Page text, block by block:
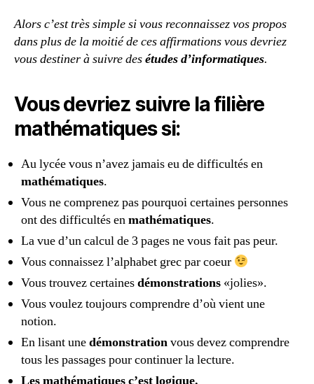
Alors c’est très simple si vous reconnaissez vos propos
dans plus de la moitié de ces affirmations vous devriez
vous destiner à suivre desétudes d’informatiques.
Vous devriez suivre la filière
mathématiques si:
Au lycée vous n’avez jamais eu de difficultés en
mathématiques.
Vous ne comprenez pas pourquoi certaines personnes
ont des difficultés enmathématiques.
La vue d’un calcul de 3 pages ne vous fait pas peur.
Vous connaissez l’alphabet grec par coeur
Vous trouvez certainesdémonstrations «jolies».
Vous voulez toujours comprendre d’où vient une
notion.
En lisant unedémonstrationvous devez comprendre
tous les passages pour continuer la lecture.